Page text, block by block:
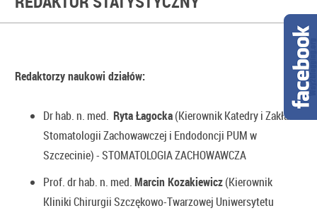
Redaktorzy naukowi działów:
Dr hab. n. med. Ryta Łagocka(Kierownik Katedry i Zakładu
Stomatologii Zachowawczej i Endodoncji PUM w
Szczecinie) - STOMATOLOGIA ZACHOWAWCZA
Prof. dr hab. n. med.Marcin Kozakiewicz(Kierownik
Kliniki Chirurgii Szczękowo-Twarzowej Uniwersytetu